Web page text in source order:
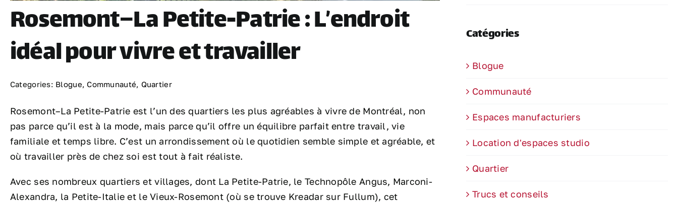
Rosemont–La Petite-Patrie : L’endroit
idéal pour vivre et travailler
Categories: Blogue, Communauté, Quartier
Rosemont–La Petite-Patrie est l’un des quartiers les plus agréables à vivre de Montréal, non
pas parce qu’il est à la mode, mais parce qu’il offre un équilibre parfait entre travail, vie
familiale et temps libre. C’est un arrondissement où le quotidien semble simple et agréable, et
où travailler près de chez soi est tout à fait réaliste.
Avec ses nombreux quartiers et villages, dont La Petite-Patrie, le Technopôle Angus, Marconi-
Alexandra, la Petite-Italie et le Vieux-Rosemont (où se trouve Kreadar sur Fullum), cet
Catégories
Blogue
Communauté
Espaces manufacturiers
Location d'espaces studio
Quartier
Trucs et conseils